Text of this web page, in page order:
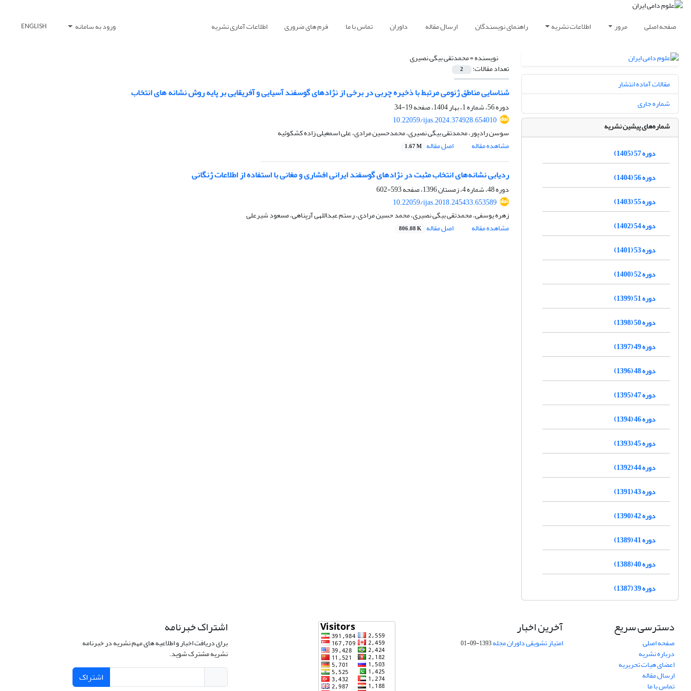
صفحه اصلی مرور اطلاعات نشریه راهنمای نویسندگان ارسال مقاله داوران تماس با ما فرم های ضروری اطلاعات آماری نشریه ورود به سامانه ENGLISH
نویسنده =محمدتقی بیگی نصیری
تعداد مقالات: 2
شناسایی مناطق ژنومی مرتبط با ذخیره چربی در برخی از نژادهای گوسفند آسیایی و آفریقایی بر پایه روش نشانه های انتخاب
دوره 56، شماره 1، بهار 1404، صفحه
19-34
10.22059/ijas.2024.374928.654010
سوسن رادپور، محمدتقی بیگی نصیری، محمدحسین مرادی، علی اسمعیلی زاده کشکوئیه
مشاهده مقاله
اصل مقاله 1.67 M
ردیابی نشانه‌های انتخاب مثبت در نژاد‌های گوسفند ایرانی افشاری و مغانی با استفاده از اطلاعات ژنگانی
دوره 48، شماره 4، زمستان 1396، صفحه
593-602
10.22059/ijas.2018.245433.653589
زهره یوسفی، محمدتقی بیگی نصیری، محمد حسین مرادی، رستم عبداللهی آرپناهی، مسعود شیرعلی
مشاهده مقاله
اصل مقاله 806.08 K
مقالات آماده انتشار
شماره جاری
شماره‌های پیشین نشریه
دوره 57 (1405)
دوره 56 (1404)
دوره 55 (1403)
دوره 54 (1402)
دوره 53 (1401)
دوره 52 (1400)
دوره 51 (1399)
دوره 50 (1398)
دوره 49 (1397)
دوره 48 (1396)
دوره 47 (1395)
دوره 46 (1394)
دوره 45 (1393)
دوره 44 (1392)
دوره 43 (1391)
دوره 42 (1390)
دوره 41 (1389)
دوره 40 (1388)
دوره 39 (1387)
دسترسی سریع
صفحه اصلی
درباره نشریه
اعضای هیات تحریریه
ارسال مقاله
تماس با ما
آخرین اخبار
امتیاز تشویقی داوران مجله1393-09-01
اشتراک خبرنامه
برای دریافت اخبار و اطلاعیه های مهم نشریه در خبرنامه
نشریه مشترک شوید.
اشتراک